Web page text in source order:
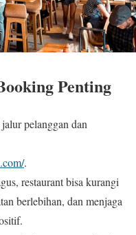
Penting
pelanggan dan
.
restaurant bisa kurangi
berlebihan, dan menjaga